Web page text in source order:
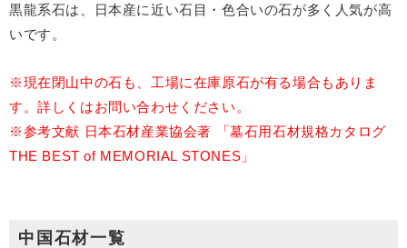
黒龍系石は、日本産に近い石目・色合いの石が多く人気が高
いです。
※現在閉山中の石も、工場に在庫原石が有る場合もありま
す。詳しくはお問い合わせください。
※参考文献 日本石材産業協会著 「墓石用石材規格カタログ
THE BEST of MEMORIAL STONES」
中国石材一覧